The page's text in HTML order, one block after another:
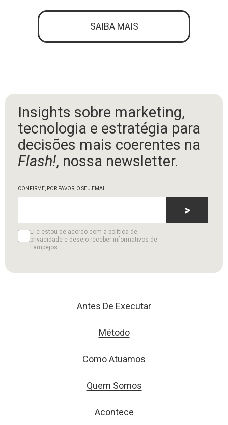
SAIBA MAIS
Insights sobre marketing,
tecnologia e estratégia para
decisões mais coerentes na
Flash!, nossa newsletter.
CONFIRME, POR FAVOR, O SEU EMAIL
Li e estou de acordo com a política de
privacidade e desejo receber informativos de
Lampejos.
>
Antes De Executar
Método
Como Atuamos
Quem Somos
Acontece